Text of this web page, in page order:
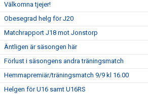
Välkomna tjejer!
Obesegrad helg för J20
Matchrapport J18 mot Jonstorp
Äntligen är säsongen här
Förlust i säsongens andra träningsmatch
Hemmapremiär/träningsmatch 9/9 kl 16.00
Helgen för U16 samt U16RS